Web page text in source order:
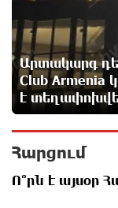
Starlink-
լինել
Արտակարգ
Club Armenia
է
Հարցում
Ո՞րն է այսօր